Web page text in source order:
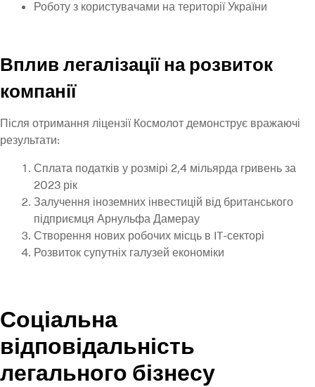
Роботу з користувачами на території України
Вплив легалізації на розвиток
компанії
Після отримання ліцензії Космолот демонструє вражаючі
результати:
Сплата податків у розмірі 2,4 мільярда гривень за
2023 рік
Залучення іноземних інвестицій від британського
підприємця Арнульфа Дамерау
Створення нових робочих місць в IT-секторі
Розвиток супутніх галузей економіки
Соціальна
відповідальність
легального бізнесу